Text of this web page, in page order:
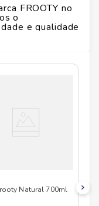
FROOTY no
o
e qualidade
Natural 700ml